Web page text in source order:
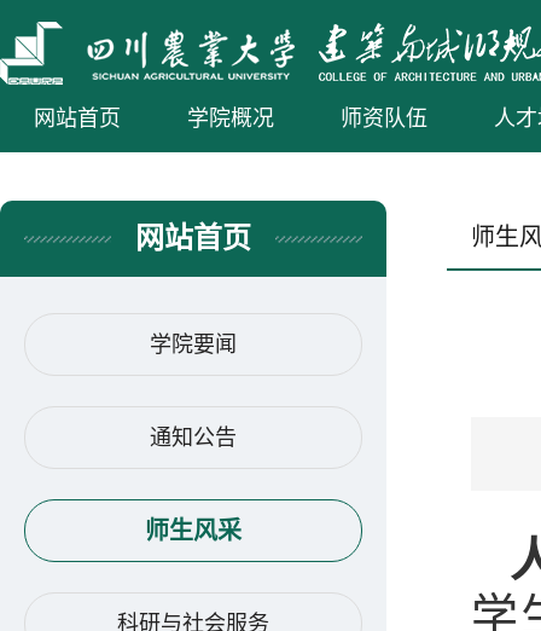
网站首页 学院概况 师资队伍 人
网站首页
学院要闻
通知公告
师生风采
科研与社会服务
师生
学